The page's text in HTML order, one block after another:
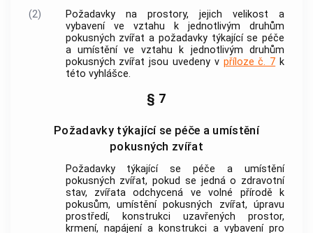
(2)
Požadavky na prostory, jejich velikost a
vybavení ve vztahu k jednotlivým druhům
pokusných zvířat a požadavky týkající se péče
a umístění ve vztahu k jednotlivým druhům
pokusných zvířat jsou uvedeny v příloze č. 7 k
této vyhlášce.
§ 7
Požadavky týkající se péče a umístění
pokusných zvířat
Požadavky týkající se péče a umístění
pokusných zvířat, pokud se jedná o zdravotní
stav, zvířataodchycená ve volné přírodě k
pokusům, umístěnípokusných zvířat, úpravu
prostředí, konstrukci uzavřených prostor,
krmení, napájení a konstrukci a vybavení pro